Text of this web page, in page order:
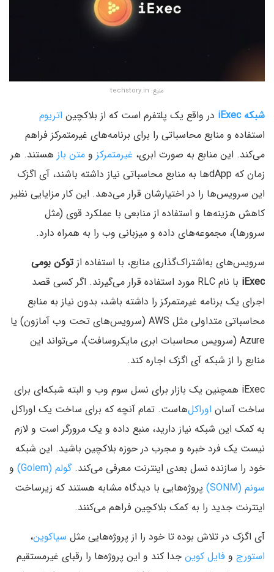
منبع: techstory.in
شبکه iExec در واقع یک پلتفرم است که از بلاکچین اتریوم
استفاده و منابع محاسباتی را برای برنامه‌های غیرمتمرکز فراهم
می‌کند. این منابع به صورت ابری، غیرمتمرکز و متن باز هستند. هر
زمان که dAppها به منابع محاسباتی نیاز داشته باشند، آی اگزک
این سرویس‌ها را در اختیارشان قرار می‌دهد. این کار مزایایی نظیر
کاهش هزینه‌ها و استفاده از منابعی با عملکرد قوی (مثل
سرورها)، مجموعه‌های داده و میزبانی وب را به همراه دارد.
سرویس‌های به‌اشتراک‌گذاری منابع، با استفاده ازتوکن بومی
iExec
با نام RLC مورد استفاده قرار می‌گیرند. اگر کسی قصد
اجرای یک برنامه غیرمتمرکز را داشته باشد، بدون نیاز به منابع
محاسباتی متداولی مثل AWS (سرویس‌های تحت وب آمازون) یا
Azure (سرویس محاسبات ابری مایکروسافت)، می‌تواند این
منابع را از شبکه آی اگزک اجاره کند.
iExec همچنین یک بازار برای نسل سوم وب و البته شبکه‌ای برای
ساخت آسان اوراکل‌هاست. تمام آنچه که برای ساخت یک اوراکل
به کمک این شبکه نیاز دارید، منبع داده و یک مرورگر است و لازم
نیست یک فرد خبره و مجرب در حوزه بلاکچین باشید. این شبکه
خود را سازنده نسل بعدی اینترنت معرفی می‌کند.گولم (Golem)
و
سونم (SONM)
پروژه‌هایی با دیدگاه مشابه هستند که زیرساخت
اینترنت جدید را به کمک بلاکچین فراهم می‌کنند.
آی اگزک در تلاش بوده تا خود را از پروژه‌هایی مثل سیاکوین،
استورج و فایل کوین جدا کند و این پروژه‌ها را رقبای غیرمستقیم